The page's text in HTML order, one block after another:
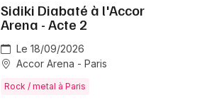
Sidiki Diabaté à l'Accor
Arena - Acte 2
Le 18/09/2026
Accor Arena - Paris
Rock / metal à Paris